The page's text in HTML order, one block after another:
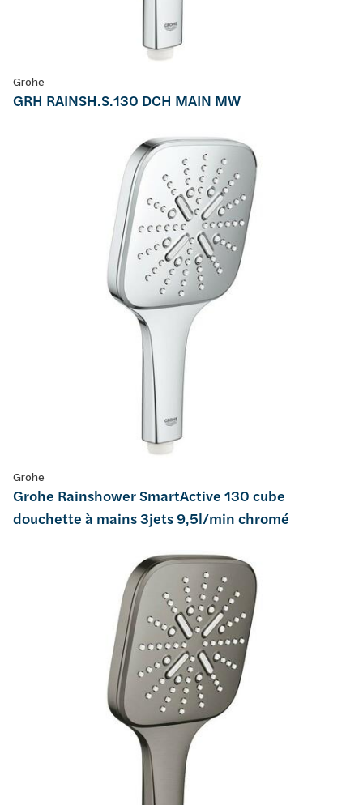
Grohe
GRH RAINSH.S.130 DCH MAIN MW
Grohe
Grohe Rainshower SmartActive 130 cube
douchette à mains 3jets 9,5l/min chromé